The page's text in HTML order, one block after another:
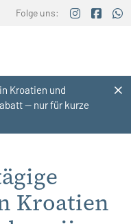
Kroatien und
— nur für kurze
Folge uns:
Kroatien